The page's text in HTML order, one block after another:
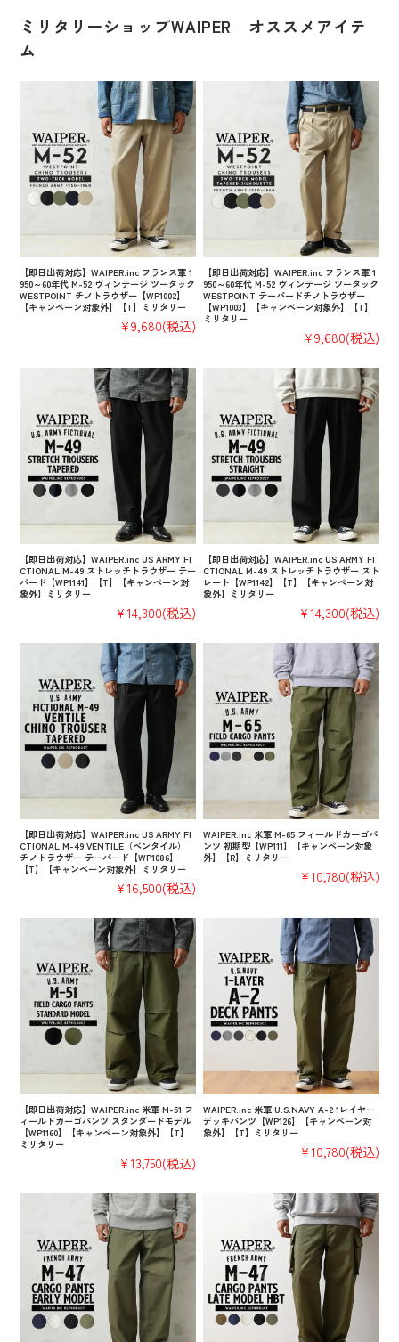
ミリタリーショップWAIPER オススメアイテ
ム
【即日出荷対応】WAIPER.inc フランス軍 1
950～60年代 M-52 ヴィンテージ ツータック
WESTPOINT チノトラウザー【WP1002】
【キャンペーン対象外】【T】ミリタリー
¥9,680(税込)
【即日出荷対応】WAIPER.inc フランス軍 1
950～60年代 M-52 ヴィンテージ ツータック
WESTPOINT テーパードチノトラウザー
【WP1003】【キャンペーン対象外】【T】
ミリタリー
¥9,680(税込)
【即日出荷対応】WAIPER.inc US ARMY FI
CTIONAL M-49 ストレッチトラウザー テー
パード【WP1141】【T】【キャンペーン対
象外】ミリタリー
¥14,300(税込)
【即日出荷対応】WAIPER.inc US ARMY FI
CTIONAL M-49 ストレッチトラウザー スト
レート【WP1142】【T】【キャンペーン対
象外】ミリタリー
¥14,300(税込)
【即日出荷対応】WAIPER.inc US ARMY FI
CTIONAL M-49 VENTILE（ベンタイル）
チノトラウザー テーパード【WP1086】
【T】【キャンペーン対象外】ミリタリー
¥16,500(税込)
WAIPER.inc 米軍 M-65 フィールドカーゴパ
ンツ 初期型【WP111】【キャンペーン対象
外】【R】ミリタリー
¥10,780(税込)
【即日出荷対応】WAIPER.inc 米軍 M-51 フ
ィールドカーゴパンツ スタンダードモデル
【WP1160】【キャンペーン対象外】【T】
ミリタリー
¥13,750(税込)
WAIPER.inc 米軍 U.S.NAVY A-2 1レイヤー
デッキパンツ【WP126】【キャンペーン対
象外】【T】ミリタリー
¥10,780(税込)